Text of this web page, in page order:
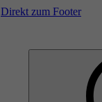
Direkt zum Footer